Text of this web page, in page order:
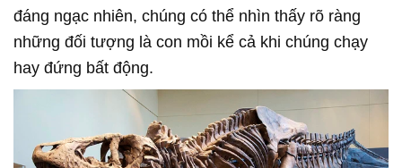
đáng ngạc nhiên, chúng có thể nhìn thấy rõ ràng
những đối tượng là con mồi kể cả khi chúng chạy
hay đứng bất động.